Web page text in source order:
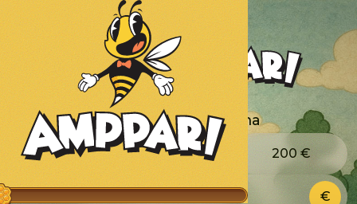
Vali või sisesta summa
50€ 100€ 200€